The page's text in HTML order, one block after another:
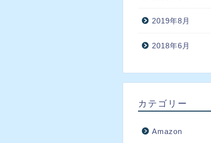
2019年8月
2018年6月
カテゴリー
Amazon